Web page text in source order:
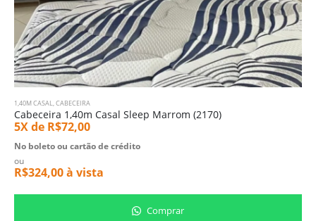
1,40M CASAL,CABECEIRA
Cabeceira 1,40m Casal Sleep Marrom (2170)
5X de R$72,00
No boleto ou cartão de crédito
ou
R$324,00à vista
Comprar